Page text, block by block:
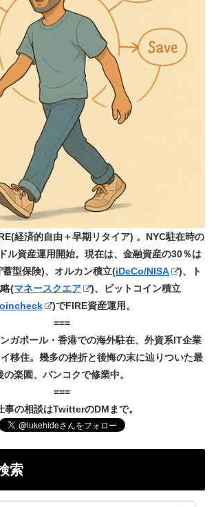
経済的自由＋早期リタイア) 。NYC駐在時の
ル資産運用開始。現在は、金融資産の30％は
型保険)、オルカン積立(iDeCo/NISA
)、ト
(マネースクエア
)、ビットコイン積立
)でFIRE資産運用。
===
ガポール・香港での海外駐在、外資系IT企業
移住。幾多の挫折と後悔の末に辿りついた最
の楽園、バンコクで修業中。
===
事の相談はTwitterのDMまで。
索